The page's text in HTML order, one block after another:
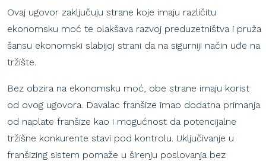
Ovaj ugovor zaključuju strane koje imaju različitu
ekonomsku moć te olakšava razvoj preduzetništva i pruža
šansu ekonomski slabijoj strani da na sigurniji način uđe na
tržište.
Bez obzira na ekonomsku moć, obe strane imaju korist
od ovog ugovora. Davalac franšize imao dodatna primanja
od naplate franšize kao i mogućnost da potencijalne
tržišne konkurente stavi pod kontrolu. Uključivanje u
franšizing sistem pomaže u širenju poslovanja bez